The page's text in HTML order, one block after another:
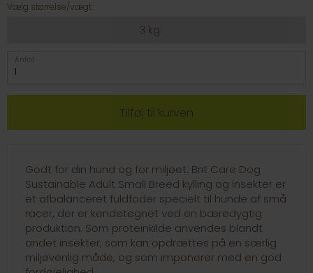
Vælg størrelse/vægt:
3 kg
Antal
Godt for din hund og for miljøet: Brit Care Dog
Sustainable Adult Small Breed kylling og insekter er
et afbalanceret fuldfoder specielt til hunde af små
racer, der er kendetegnet ved en bæredygtig
produktion. Som proteinkilde anvendes blandt
andet insekter, som kan opdrættes på en særlig
miljøvenlig måde, og som imponerer med en god